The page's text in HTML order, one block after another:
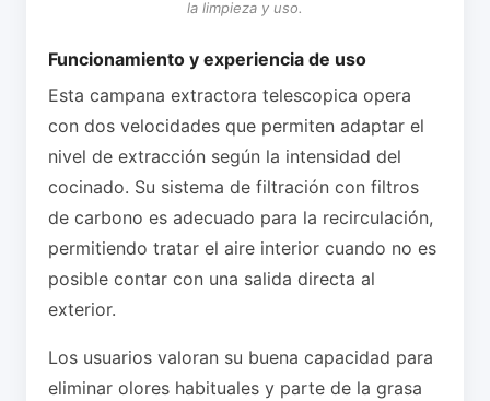
la limpieza y uso.
Funcionamiento y experiencia de uso
Esta campana extractora telescopica opera
con dos velocidades que permiten adaptar el
nivel de extracción según la intensidad del
cocinado. Su sistema de filtración con filtros
de carbono es adecuado para la recirculación,
permitiendo tratar el aire interior cuando no es
posible contar con una salida directa al
exterior.
Los usuarios valoran su buena capacidad para
eliminar olores habituales y parte de la grasa